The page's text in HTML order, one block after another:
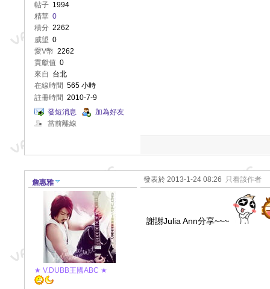
帖子 1994
精華 0
積分 2262
威望 0
愛V幣 2262
貢獻值 0
來自
台北
在線時間 565 小時
註冊時間 2010-7-9
發短消息
加為好友
當前離線
詹惠雅
★ V.DUBB王國ABC ★
發表於 2013-1-24 08:26 只看該作者
謝謝Julia Ann分享~~~